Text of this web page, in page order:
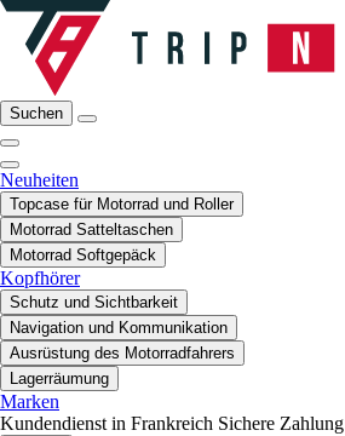
Suchen
Neuheiten
Topcase für Motorrad und Roller
Motorrad Satteltaschen
Motorrad Softgepäck
Kopfhörer
Schutz und Sichtbarkeit
Navigation und Kommunikation
Ausrüstung des Motorradfahrers
Lagerräumung
Marken
Kundendienst in Frankreich Sichere Zahlung